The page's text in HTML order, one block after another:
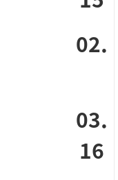
02.
03.
16